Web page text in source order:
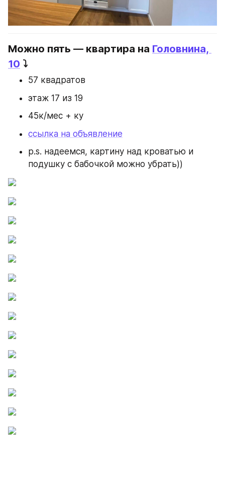
Можно пять — квартира на Головнина,
10 ⤵️
57 квадратов
этаж 17 из 19
45к/мес + ку
ссылка на объявление
p.s. надеемся, картину над кроватью и
подушку с бабочкой можно убрать))